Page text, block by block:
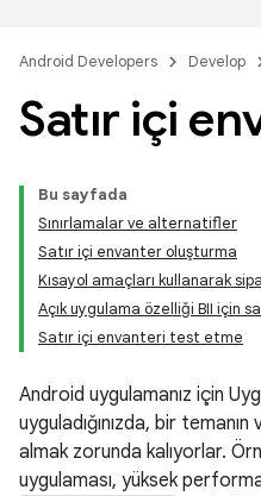
Android Developers Develop
Satır içi
Bu sayfada
Sınırlamalar ve alternatifler
Satır içi envanter oluşturma
Kısayol amaçları kullanarak
Açık uygulama özelliği BII için
Satır içi envanteri test etme
Android uygulamanız için
uyguladığınızda, bir
almak zorunda kalıyorlar.
uygulaması, yüksek